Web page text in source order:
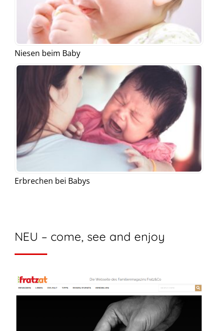
Niesen beim Baby
Erbrechen bei Babys
NEU – come, see and enjoy